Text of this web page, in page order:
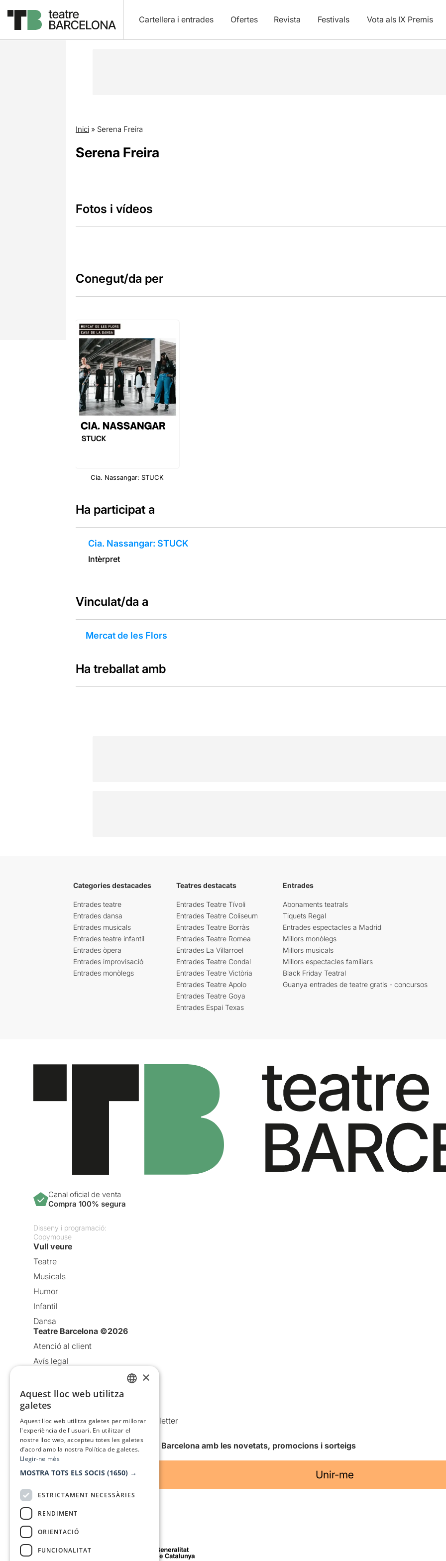
Cartellera i entrades Ofertes Revista Festivals Vota als IX Premis
Inici» Serena Freira
Serena Freira
Fotos i vídeos
Conegut/da per
Cia. Nassangar: STUCK
Ha participat a
Cia. Nassangar: STUCK
Intèrpret
Vinculat/da a
Mercat de les Flors
Ha treballat amb
Categories destacades
Entrades teatre
Entrades dansa
Entrades musicals
Entrades teatre infantil
Entrades òpera
Entrades improvisació
Entrades monòlegs
Teatres destacats
Entrades Teatre Tívoli
Entrades Teatre Coliseum
Entrades Teatre Borràs
Entrades Teatre Romea
Entrades La Villarroel
Entrades Teatre Condal
Entrades Teatre Victòria
Entrades Teatre Apolo
Entrades Teatre Goya
Entrades Espai Texas
Entrades
Abonaments teatrals
Tiquets Regal
Entrades espectacles a Madrid
Millors monòlegs
Millors musicals
Millors espectacles familiars
Black Friday Teatral
Guanya entrades de teatre gratis - concursos
Canal oficial de venta
Compra 100% segura
Disseny i programació:
Copymouse
Vull veure
Teatre
Musicals
Humor
Infantil
Dansa
Teatre Barcelona ©2026
Atenció al client
Avís legal
Política de cookies
Condicions d’ús
Comunicacions comercials i Newsletter
Anuncia’t
Vull rebre la newsletter de Teatre Barcelona amb les novetats, promocions i sorteigs
Unir-me
Amb el suport de
×
Aquest lloc web utilitza
galetes
Aquest lloc web utilitza galetes per millorar
l'experiència de l'usuari. En utilitzar el
nostre lloc web, accepteu totes les galetes
d’acord amb la nostra Política de galetes.
Llegir-ne més
MOSTRA TOTS ELS SOCIS (1650) →
ESTRICTAMENT NECESSÀRIES
RENDIMENT
ORIENTACIÓ
FUNCIONALITAT